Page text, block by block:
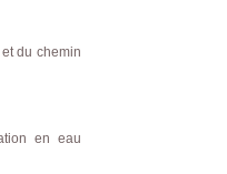
du chemin
en eau